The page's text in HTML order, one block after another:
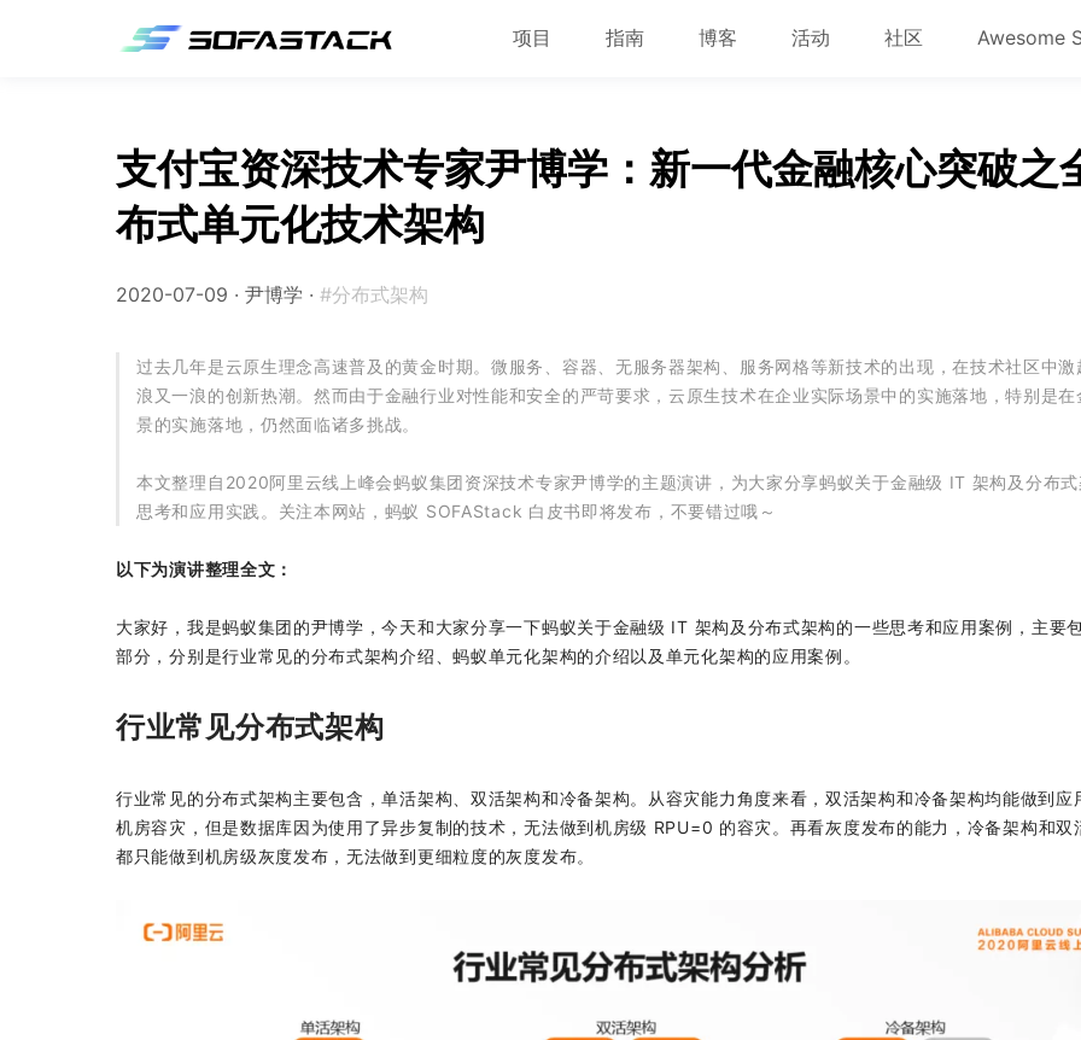
项目 指南 博客 活动 社区 Awesome
支付宝资深技术专家尹博学：新一代金融核心突破之
布式单元化技术架构
2020-07-09 · 尹博学 · #分布式架构
过去几年是云原生理念高速普及的黄金时期。微服务、容器、无服务器架构、服务网格等新技术的出现，在技术社区中激
浪又一浪的创新热潮。然而由于金融行业对性能和安全的严苛要求，云原生技术在企业实际场景中的实施落地，特别是在
景的实施落地，仍然面临诸多挑战。
本文整理自2020阿里云线上峰会蚂蚁集团资深技术专家尹博学的主题演讲，为大家分享蚂蚁关于金融级 IT 架构及分布
思考和应用实践。关注本网站，蚂蚁 SOFAStack 白皮书即将发布，不要错过哦～
以下为演讲整理全文：
大家好，我是蚂蚁集团的尹博学，今天和大家分享一下蚂蚁关于金融级 IT 架构及分布式架构的一些思考和应用案例，主要
部分，分别是行业常见的分布式架构介绍、蚂蚁单元化架构的介绍以及单元化架构的应用案例。
行业常见分布式架构
行业常见的分布式架构主要包含，单活架构、双活架构和冷备架构。从容灾能力角度来看，双活架构和冷备架构均能做到应
机房容灾，但是数据库因为使用了异步复制的技术，无法做到机房级 RPU=0 的容灾。再看灰度发布的能力，冷备架构和双
都只能做到机房级灰度发布，无法做到更细粒度的灰度发布。